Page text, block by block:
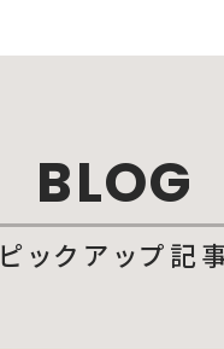
BLOG
ピックアップ記